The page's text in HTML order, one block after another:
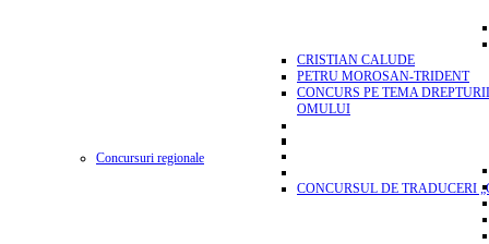
CRISTIAN CALUDE
PETRU MOROSAN-TRIDENT
CONCURS PE TEMA
OMULUI
Concursuri regionale
CONCURSUL DE TRADUCERI